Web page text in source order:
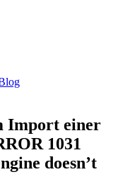
Import einer
1031
doesn’t